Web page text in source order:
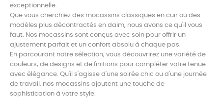
exceptionnelle.
Que vous cherchiez des mocassins classiques en cuir ou des
modèles plus décontractés en daim, nous avons ce qu'il vous
faut. Nos mocassins sont conçus avec soin pour offrir un
ajustement parfait et un confort absolu à chaque pas.
En parcourant notre sélection, vous découvrirez une variété de
couleurs, de designs et de finitions pour compléter votre tenue
avec élégance. Qu'il s'agisse d'une soirée chic ou d'une journée
de travail, nos mocassins ajoutent une touche de
sophistication à votre style.